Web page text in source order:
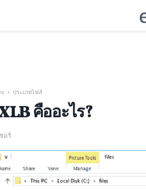
ประเภทไฟล์
คืออะไร?
อร์